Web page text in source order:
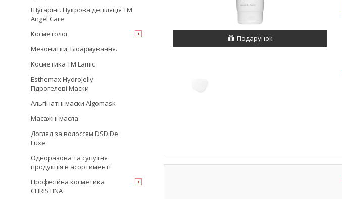
Подарунок
Шугарінг. Цукрова депіляція TM
Angel Care
Косметолог
Мезонитки, Біоармування.
Косметика TM Lamic
Esthemax HydroJelly
Гідрогелеві Маски
Альгінатні маски Algomask
Масажні масла
Догляд за волоссям DSD De
Luxe
Одноразова та супутня
продукція в асортименті
Професійна косметика
CHRISTINA